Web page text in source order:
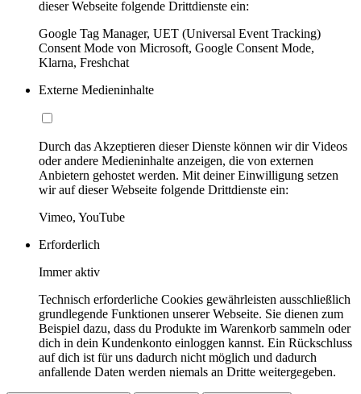
dieser Webseite folgende Drittdienste ein:
Google Tag Manager, UET (Universal Event Tracking)
Consent Mode von Microsoft, Google Consent Mode,
Klarna, Freshchat
Externe Medieninhalte
Durch das Akzeptieren dieser Dienste können wir dir Videos
oder andere Medieninhalte anzeigen, die von externen
Anbietern gehostet werden. Mit deiner Einwilligung setzen
wir auf dieser Webseite folgende Drittdienste ein:
Vimeo, YouTube
Erforderlich
Immer aktiv
Technisch erforderliche Cookies gewährleisten ausschließlich
grundlegende Funktionen unserer Webseite. Sie dienen zum
Beispiel dazu, dass du Produkte im Warenkorb sammeln oder
dich in dein Kundenkonto einloggen kannst. Ein Rückschluss
auf dich ist für uns dadurch nicht möglich und dadurch
anfallende Daten werden niemals an Dritte weitergegeben.